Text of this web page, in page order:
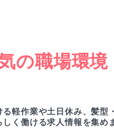
の職場環境
る軽作業や土日休み、髪型
く働ける求人情報を集め